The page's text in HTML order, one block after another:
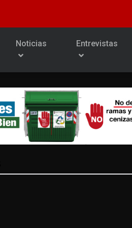
Noticias Entrevistas